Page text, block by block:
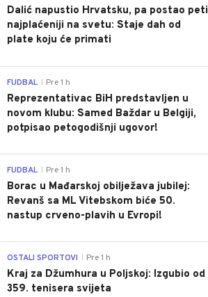
Dalić napustio Hrvatsku, pa postao peti
najplaćeniji na svetu: Staje dah od
plate koju će primati
FUDBAL Pre 1 h
Reprezentativac BiH predstavljen u
novom klubu: Samed Baždar u Belgiji,
potpisao petogodišnji ugovor!
FUDBAL Pre 1 h
Borac u Mađarskoj obilježava jubilej:
Revanš sa ML Vitebskom biće 50.
nastup crveno-plavih u Evropi!
OSTALI SPORTOVI Pre 1 h
Kraj za Džumhura u Poljskoj: Izgubio od
359. tenisera svijeta